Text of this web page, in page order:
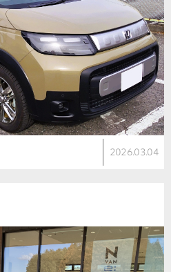
2026.03.04